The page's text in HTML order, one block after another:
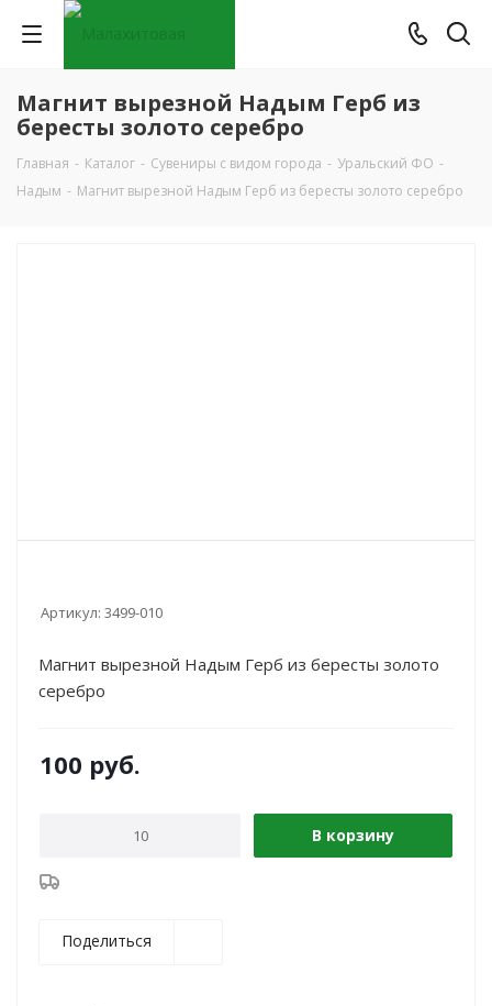
Магнит вырезной Надым Герб из
бересты золото серебро
Главная - Каталог - Сувениры с видом города - Уральский ФО -
Надым - Магнит вырезной Надым Герб из бересты золото серебро
Артикул: 3499-010
Магнит вырезной Надым Герб из бересты золото
серебро
100 руб.
В корзину
Поделиться